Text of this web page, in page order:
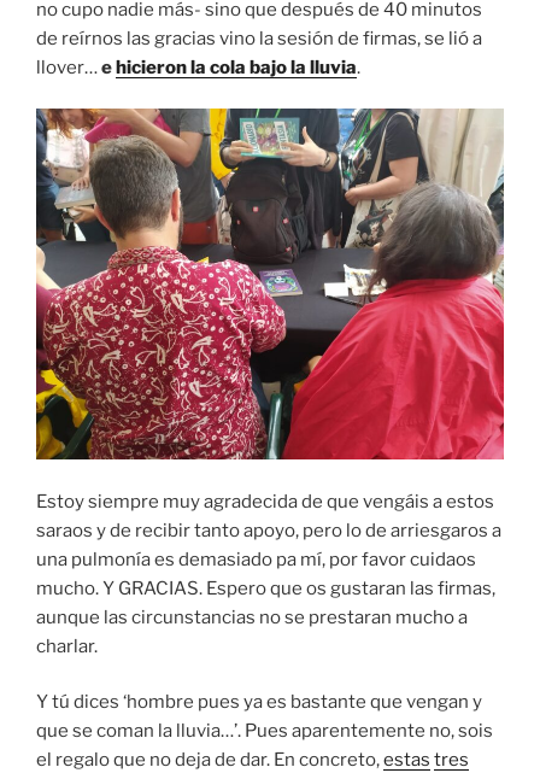
no cupo nadie más- sino que después de 40 minutos
de reírnos las gracias vino la sesión de firmas, se lió a
llover…ehicieron la cola bajo la lluvia.
Estoy siempre muy agradecida de que vengáis a estos
saraos y de recibir tanto apoyo, pero lo de arriesgaros a
una pulmonía es demasiado pa mí, por favor cuidaos
mucho. Y GRACIAS. Espero que os gustaran las firmas,
aunque las circunstancias no se prestaran mucho a
charlar.
Y tú dices ‘hombre pues ya es bastante que vengan y
que se coman la lluvia…’. Pues aparentemente no, sois
el regalo que no deja de dar. En concreto,estas tres